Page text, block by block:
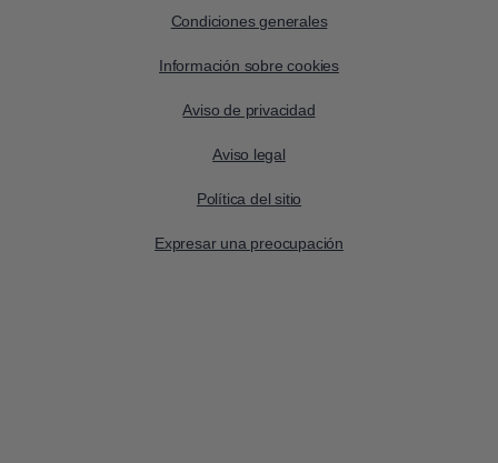
Condiciones generales
Información sobre cookies
Aviso de privacidad
Aviso legal
Política del sitio
Expresar una preocupación